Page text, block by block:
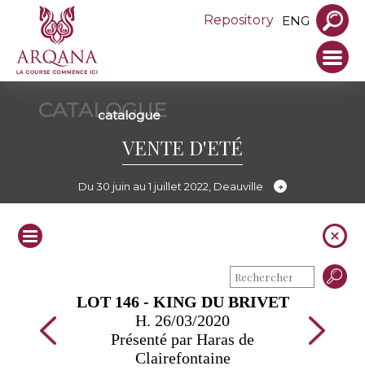
Repository ENG
CATALOGUE
catalogue
VENTE D'ETÉ
Du 30 juin au 1 juillet 2022, Deauville
LOT 146 - KING DU BRIVET
H. 26/03/2020
Présenté par Haras de
Clairefontaine